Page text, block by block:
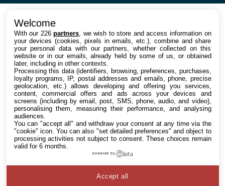
Welcome
With our 226partners , we wish to store and access information on
your devices (cookies, pixels in emails, etc.), combine and share
your personal data with our partners, whether collected on this
website or in our emails, already held by some of us, or obtained
later, including in other contexts.
Processing this data (identifiers, browsing, preferences, purchases,
loyalty programs, IP, postal addresses and emails, phone, precise
geolocation, etc.) allows developing and offering you services,
content, commercial offers and ads across your devices and
screens (including by email, post, SMS, phone, audio, and video),
personalising them, measuring their performance, and analysing
audiences.
You can "accept all" and withdraw your consent at any time via the
"cookie" icon. You can also "set detailed preferences" and object to
processing activities not subject to consent. These choices remain
valid for 6 months.
powered by
Accept all